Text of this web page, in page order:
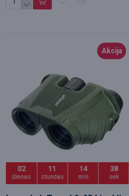
Akcija
02
dienas
11
stundas
14
min
36
sek